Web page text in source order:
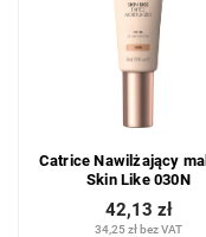
Catrice Nawilżający
Skin Like 030N
34,25 zł bez VAT
42,13 zł